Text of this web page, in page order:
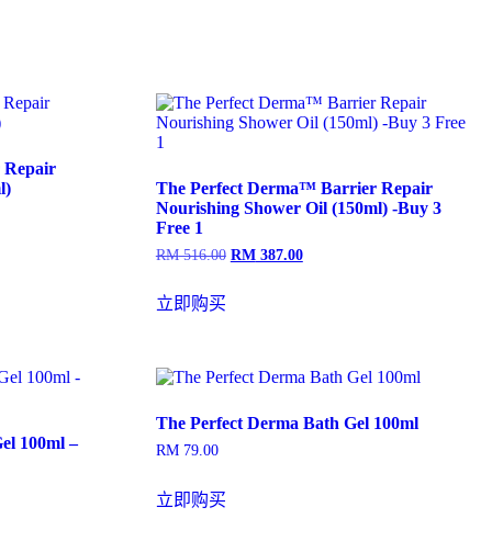
The Perfect Derma™ Barrier Repair
Nourishing Shower Oil (150ml) -Buy 3
Free 1
RM516.00 原
RM387.00当
RM 387.00。
立即购买
100ml –
The Perfect Derma Bath Gel 100ml
RM79.00
立即购买